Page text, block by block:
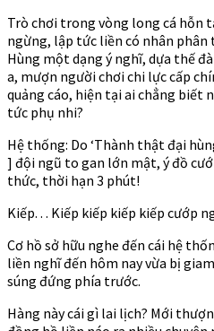
Trò chơi trong vòng long cá hỗn
ngừng, lập tức liền có nhân phân
Hùng một dạng ý nghĩ, dựa thế
a, mượn người chơi chi lực cấp
quảng cáo, hiện tại ai chẳng biết
tức phụ nhi?
Hệ thống: Do ‘Thành thật đại
] đội ngũ to gan lớn mật, ý đồ
thức, thời hạn 3 phút!
Kiếp. . . Kiếp kiếp kiếp kiếp cướp
Cơ hồ sở hữu nghe đến cái hệ
liền nghĩ đến hôm nay vừa bị
súng đứng phía trước.
Hàng này cái gì lai lịch? Mới